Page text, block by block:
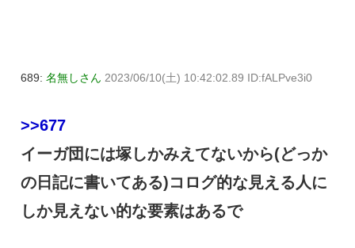
689: 名無しさん 2023/06/10(土) 10:42:02.89 ID:fALPve3i0
>>677
イーガ団には塚しかみえてないから(どっか
の日記に書いてある)コログ的な見える人に
しか見えない的な要素はあるで